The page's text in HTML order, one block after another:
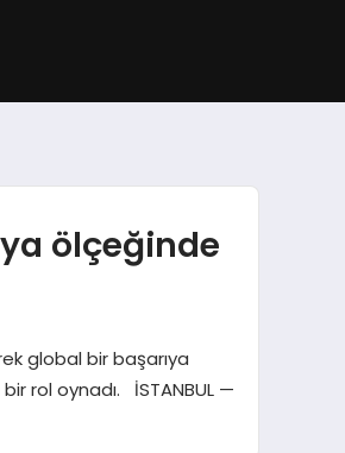
ölçeğinde
global bir başarıya
rol oynadı. İSTANBUL —